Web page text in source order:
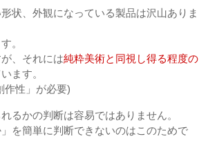
状、外観になっている製品は沢山ありま
。
、それには純粋美術と同視し得る程度の
ます。
作性」が必要)
るかの判断は容易ではありません。
を簡単に判断できないのはこのためで